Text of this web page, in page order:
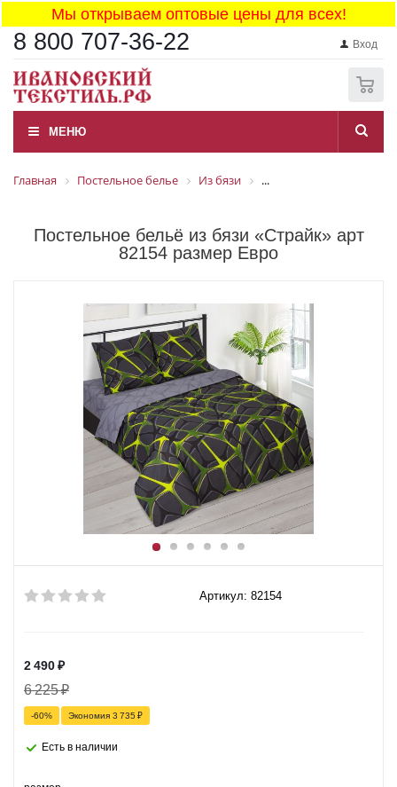
Мы открываем оптовые цены для всех!
8 800 707-36-22 Вход
МЕНЮ
Главная Постельное белье Из бязи ...
Постельное бельё из бязи «Страйк» арт
82154 размер Евро
Артикул: 82154
2 490₽
6 225₽
-60% Экономия 3 735 ₽
Есть в наличии